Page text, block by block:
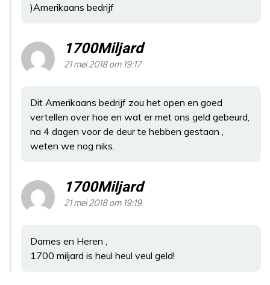
)Amerikaans bedrijf
1700Miljard
21 mei 2018 om 19:17
Dit Amerikaans bedrijf zou het open en goed
vertellen over hoe en wat er met ons geld gebeurd,
na 4 dagen voor de deur te hebben gestaan ,
weten we nog niks.
1700Miljard
21 mei 2018 om 19:19
Dames en Heren ,
1700 miljard is heul heul veul geld!